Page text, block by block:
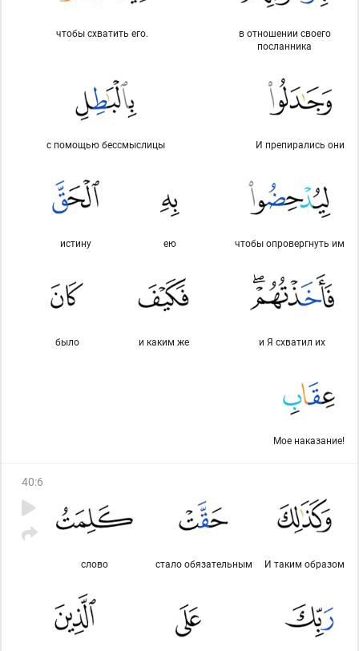
в отношении своего
посланника
чтобы схватить его.
И препирались они
с помощью бессмыслицы
чтобы опровергнуть им
ею
истину
и Я схватил их
и каким же
было
Мое наказание!
40:6
И таким образом
стало обязательным
слово